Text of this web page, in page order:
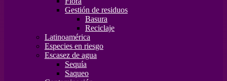
Gestión de residuos
Basura
Reciclaje
Latinoamérica
Especies en riesgo
Escasez de agua
Sequía
Saqueo